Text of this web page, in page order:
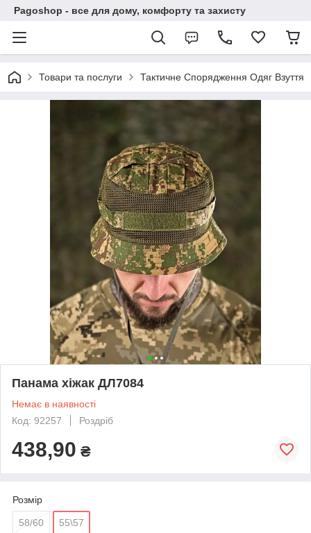
Pagoshop - все для дому, комфорту та захисту
Товари та послуги Тактичне Спорядження Одяг Взуття
Панама хіжак ДЛ7084
Немає в наявності
Код: 92257
Роздріб
438,90 ₴
Розмір
58/60 55\57